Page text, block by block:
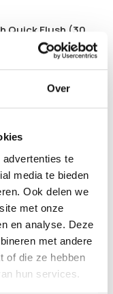
Over
te
media te bieden
Ook delen we
met onze
en analyse. Deze
met andere
of die ze hebben
hun services.
Quick Flush (30
– 2-Day Detox &
for Vitality &